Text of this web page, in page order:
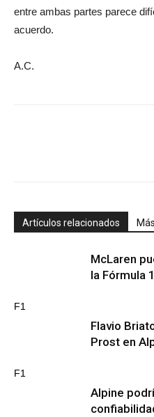
entre ambas partes parece
acuerdo.
A.C.
Artículos relacionados
F1
McLaren
la Fórmula 1
F1
Flavio
Prost en
Alpine